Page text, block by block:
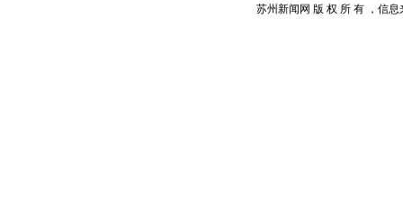
苏州新闻网 版 权 所 有 ，信